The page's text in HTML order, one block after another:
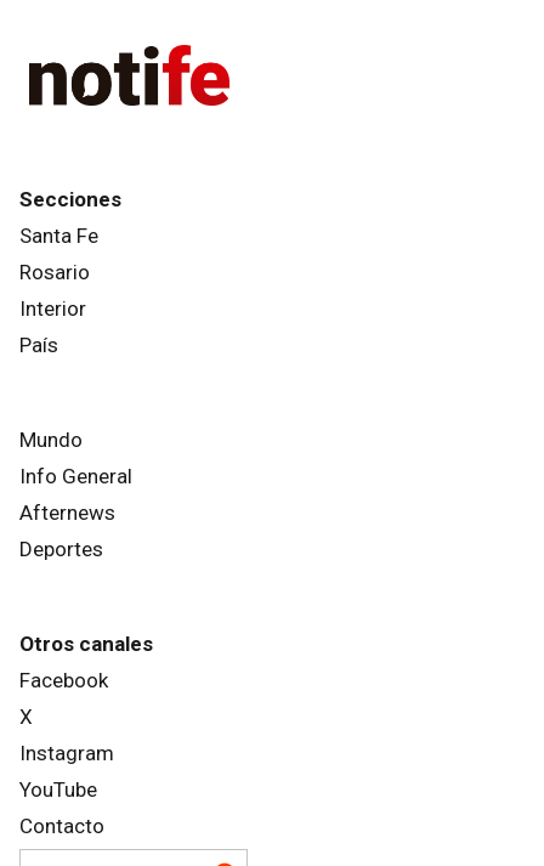
Secciones
Santa Fe
Rosario
Interior
País
Mundo
Info General
Afternews
Deportes
Otros canales
Facebook
X
Instagram
YouTube
Contacto